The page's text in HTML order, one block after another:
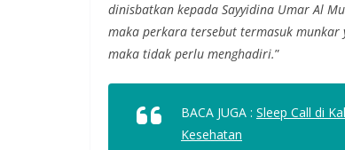
dinisbatkan kepada Sayyidina Umar Al
maka perkara tersebut termasuk
maka tidak perlu menghadiri.”
BACA JUGA : Sleep Call di
Kesehatan